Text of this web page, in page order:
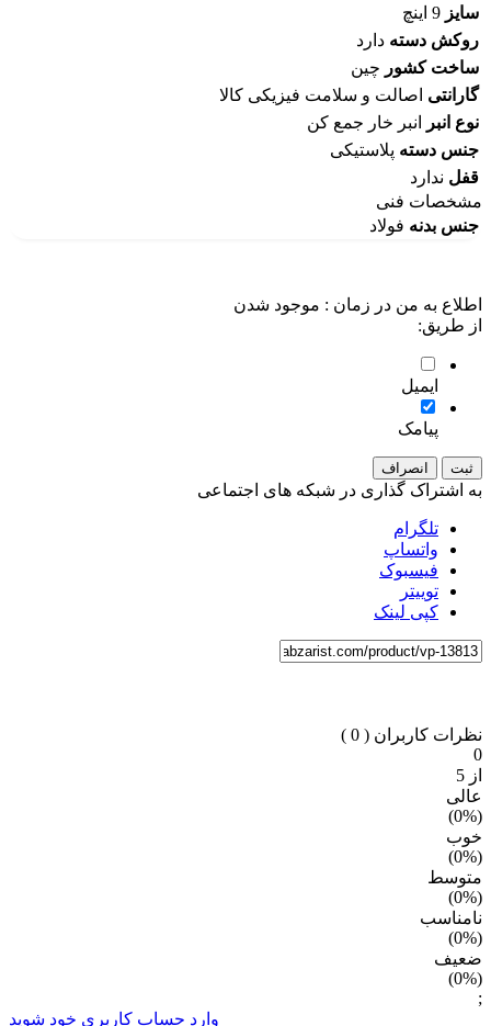
سایز 9 اینچ
روکش دسته دارد
ساخت کشور چین
گارانتی اصالت و سلامت فیزیکی کالا
نوع انبر
انبر خار جمع کن
جنس دسته پلاستیکی
قفل ندارد
مشخصات فنی
جنس بدنه فولاد
اطلاع به من در زمان : موجود شدن
از طریق:
ایمیل
پیامک
ثبت انصراف
به اشتراک گذاری در شبکه های اجتماعی
تلگرام
واتساپ
فیسبوک
توییتر
کپی لینک
نظرات کاربران ( 0 )
0
از 5
عالی
(0
%
)
خوب
(0
%
)
متوسط
(0
%
)
نامناسب
(0
%
)
ضعیف
(0
%
)
;
وارد حساب کاربری خود شوید